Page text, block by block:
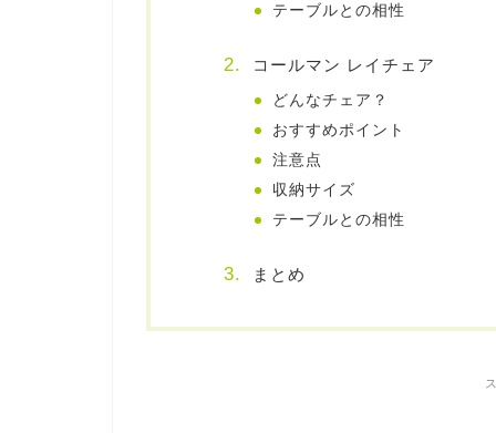
テーブルとの相性
コールマン レイチェア
どんなチェア？
おすすめポイント
注意点
収納サイズ
テーブルとの相性
まとめ